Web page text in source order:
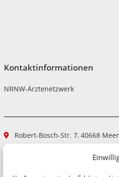
Kontaktinformationen
NRNW-Ärztenetzwerk
Robert-Bosch-Str. 7, 40668